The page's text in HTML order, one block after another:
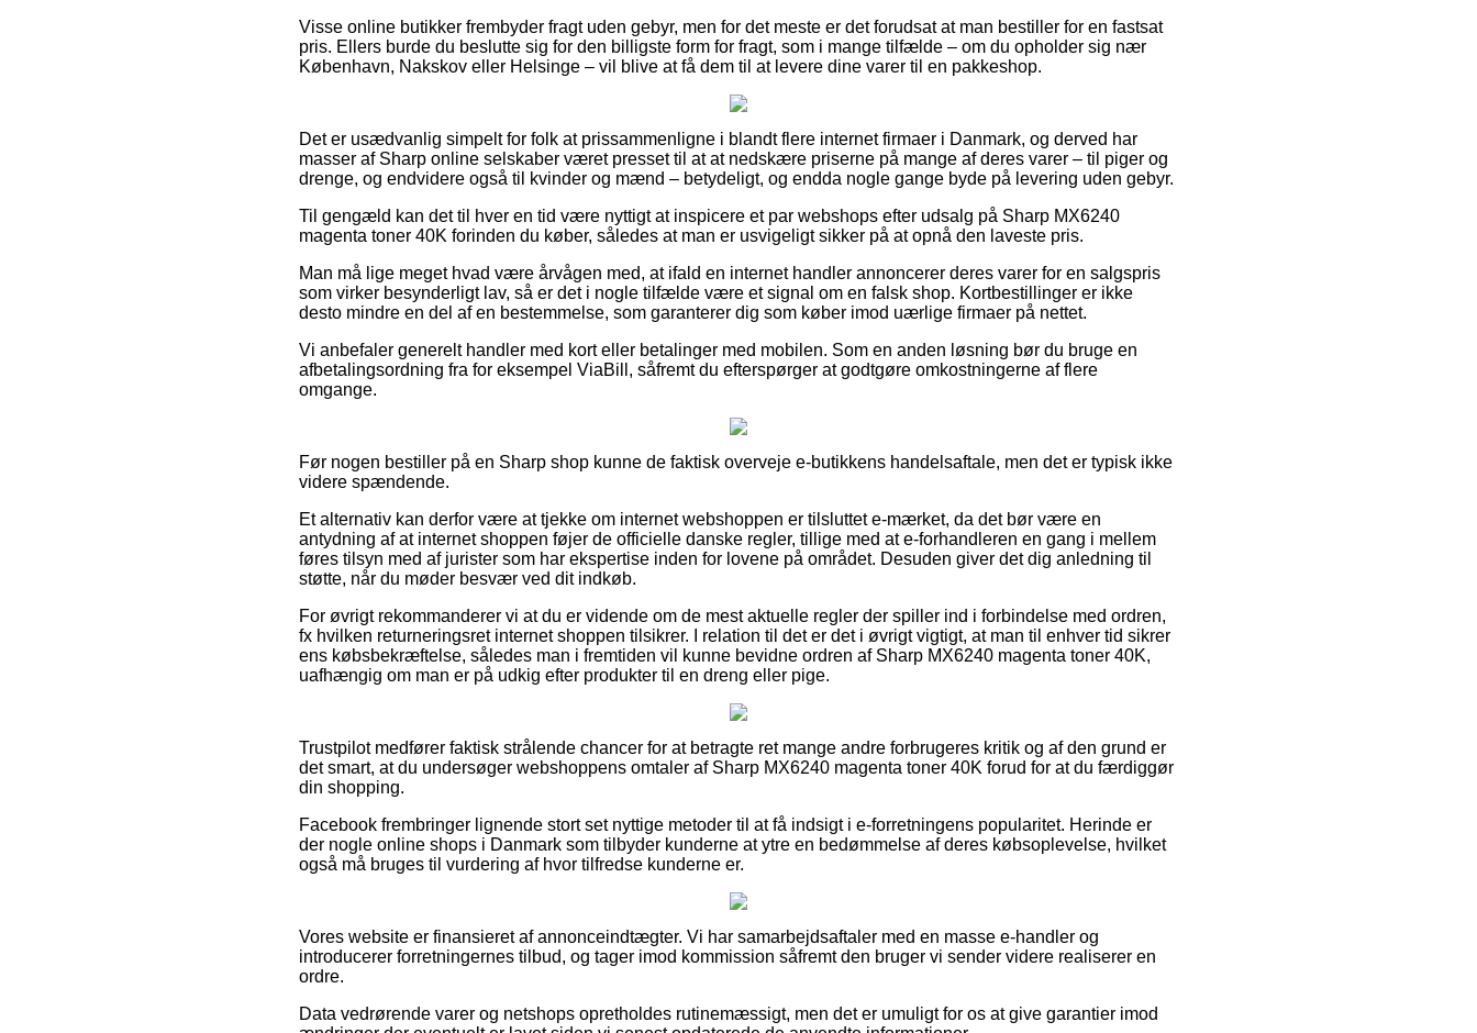
Visse online butikker frembyder fragt uden gebyr, men for det meste er det forudsat at man bestiller for en fastsat
pris. Ellers burde du beslutte sig for den billigste form for fragt, som i mange tilfælde – om du opholder sig nær
København, Nakskov eller Helsinge – vil blive at få dem til at levere dine varer til en pakkeshop.
Det er usædvanlig simpelt for folk at prissammenligne i blandt flere internet firmaer i Danmark, og derved har
masser af Sharp online selskaber været presset til at at nedskære priserne på mange af deres varer – til piger og
drenge, og endvidere også til kvinder og mænd – betydeligt, og endda nogle gange byde på levering uden gebyr.
Til gengæld kan det til hver en tid være nyttigt at inspicere et par webshops efter udsalg på Sharp MX6240
magenta toner 40K forinden du køber, således at man er usvigeligt sikker på at opnå den laveste pris.
Man må lige meget hvad være årvågen med, at ifald en internet handler annoncerer deres varer for en salgspris
som virker besynderligt lav, så er det i nogle tilfælde være et signal om en falsk shop. Kortbestillinger er ikke
desto mindre en del af en bestemmelse, som garanterer dig som køber imod uærlige firmaer på nettet.
Vi anbefaler generelt handler med kort eller betalinger med mobilen. Som en anden løsning bør du bruge en
afbetalingsordning fra for eksempel ViaBill, såfremt du efterspørger at godtgøre omkostningerne af flere
omgange.
Før nogen bestiller på en Sharp shop kunne de faktisk overveje e-butikkens handelsaftale, men det er typisk ikke
videre spændende.
Et alternativ kan derfor være at tjekke om internet webshoppen er tilsluttet e-mærket, da det bør være en
antydning af at internet shoppen føjer de officielle danske regler, tillige med at e-forhandleren en gang i mellem
føres tilsyn med af jurister som har ekspertise inden for lovene på området. Desuden giver det dig anledning til
støtte, når du møder besvær ved dit indkøb.
For øvrigt rekommanderer vi at du er vidende om de mest aktuelle regler der spiller ind i forbindelse med ordren,
fx hvilken returneringsret internet shoppen tilsikrer. I relation til det er det i øvrigt vigtigt, at man til enhver tid sikrer
ens købsbekræftelse, således man i fremtiden vil kunne bevidne ordren af Sharp MX6240 magenta toner 40K,
uafhængig om man er på udkig efter produkter til en dreng eller pige.
Trustpilot medfører faktisk strålende chancer for at betragte ret mange andre forbrugeres kritik og af den grund er
det smart, at du undersøger webshoppens omtaler af Sharp MX6240 magenta toner 40K forud for at du færdiggør
din shopping.
Facebook frembringer lignende stort set nyttige metoder til at få indsigt i e-forretningens popularitet. Herinde er
der nogle online shops i Danmark som tilbyder kunderne at ytre en bedømmelse af deres købsoplevelse, hvilket
også må bruges til vurdering af hvor tilfredse kunderne er.
Vores website er finansieret af annonceindtægter. Vi har samarbejdsaftaler med en masse e-handler og
introducerer forretningernes tilbud, og tager imod kommission såfremt den bruger vi sender videre realiserer en
ordre.
Data vedrørende varer og netshops opretholdes rutinemæssigt, men det er umuligt for os at give garantier imod